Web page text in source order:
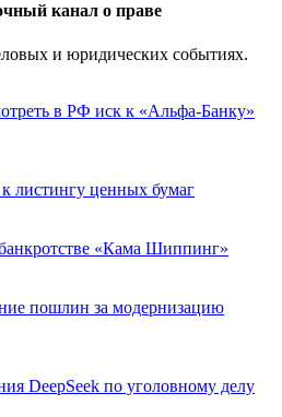
канал о праве
и юридических событиях.
в РФ иск к «Альфа-Банку»
листингу ценных бумаг
«Кама Шиппинг»
пошлин за модернизацию
DeepSeek по уголовному делу